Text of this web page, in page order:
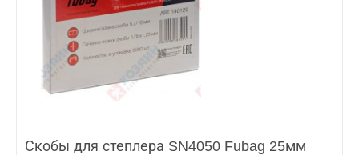
Скобы для степлера SN4050 Fubag 25мм